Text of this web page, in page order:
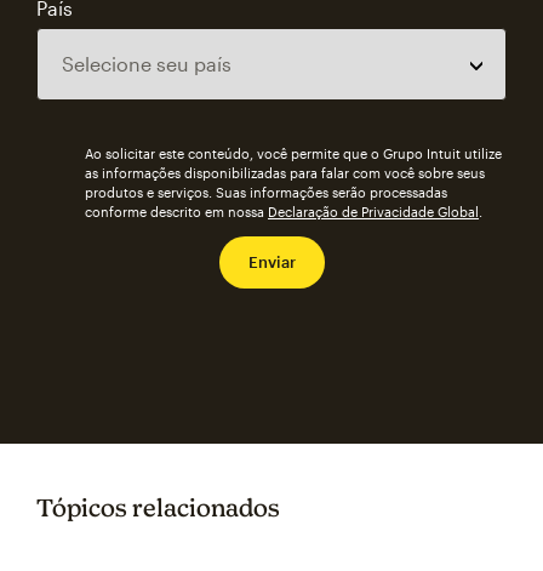
País
Ao solicitar este conteúdo, você permite que o Grupo Intuit utilize
as informações disponibilizadas para falar com você sobre seus
produtos e serviços. Suas informações serão processadas
conforme descrito em nossa Declaração de Privacidade Global
Tópicos relacionados